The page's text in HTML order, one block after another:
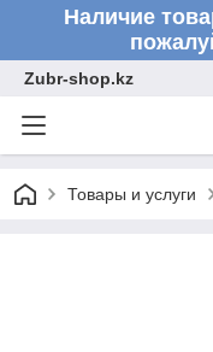
Наличие
Zubr-shop.kz
Товары и услуги